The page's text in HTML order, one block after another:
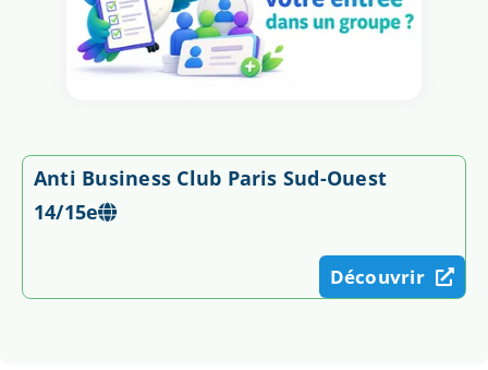
Anti Business Club Paris Sud-Ouest
14/15e
Découvrir